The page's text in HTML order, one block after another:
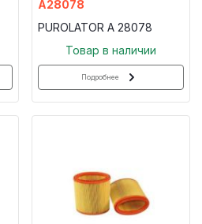
A28078
PUROLATOR A 28078
Товар в наличии
Подробнее